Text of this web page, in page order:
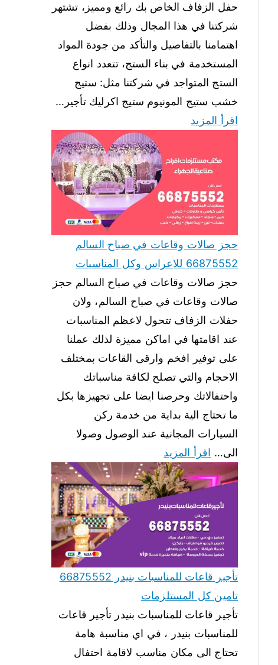
حفل الزفاف الخاص بك رائع ومميز، تشتهر
شركتنا في هذا المجال وذلك بفضل
اهتمامنا بالتفاصيل والتأكد من جودة المواد
المستخدمة في بناء الستج، تتعدد انواع
الستج المتواجد في شركتنا مثل: ستيج
خشب ستيج المونيوم ستيج اكرليك تأجير…
اقرأ المزيد
حجز صالات وقاعات في صباح السالم
66875552 للاعراس وكل المناسبات
حجز صالات وقاعات في صباح السالم حجز
صالات وقاعات في صباح السالم، ولان
حفلات الزفاف تتحول لاعظم المناسبات
عند اقامتها في اماكن مميزة لذلك عملنا
على توفير افخم وارقى القاعات بمختلف
الاحجام والتي تصلح لكافة مناسباتك
واحتفالاتك وحرصنا ايضا على تجهيزها بكل
ما تحتاج الية بداية من خدمة ركن
السيارات المجانية عند الوصول وصولا
الى… اقرأ المزيد
تأجير قاعات للمناسبات بنيدر 66875552
تامين كل المستلزمات
تأجير قاعات للمناسبات بنيدر تأجير قاعات
للمناسبات بنيدر ، في اي مناسبة هامة
تحتاج الى مكان مناسب لاقامة احتفال